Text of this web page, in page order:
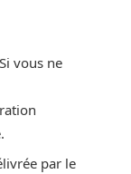
vous ne
par le